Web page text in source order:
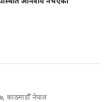
काठमाडौँ नेपाल